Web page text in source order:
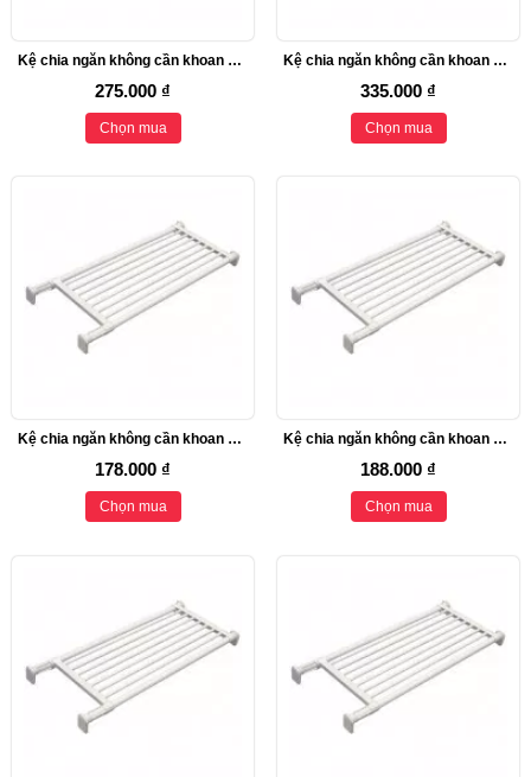
Kệ chia ngăn không cần khoan vít Heian, 50cm kéo dài 73cm (M2)
275.000 ₫
Chọn mua
Kệ chia ngăn không cần khoan vít Heian, 73cm kéo dài 112cm (M2)
335.000 ₫
Chọn mua
Kệ chia ngăn không cần khoan vít Heian, 35cm kéo dài 48cm (M3)
178.000 ₫
Chọn mua
Kệ chia ngăn không cần khoan vít Heian, 45cm kéo dài 67cm (M3)
188.000 ₫
Chọn mua